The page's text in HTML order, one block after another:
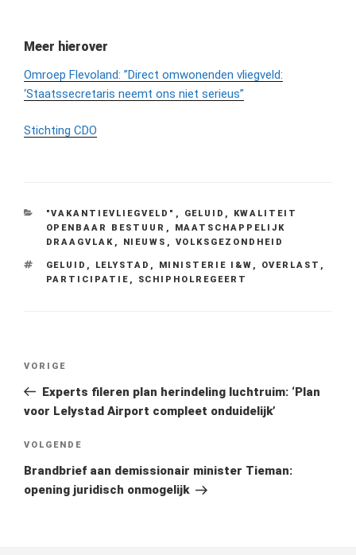
Meer hierover
Omroep Flevoland: ”Direct omwonenden vliegveld:
‘Staatssecretaris neemt ons niet serieus”
Stichting CDO
CATEGORIEËN
"VAKANTIEVLIEGVELD" , GELUID ,
KWALITEIT
OPENBAAR BESTUUR ,
MAATSCHAPPELIJK
DRAAGVLAK , NIEUWS , VOLKSGEZONDHEID
TAGS
GELUID , LELYSTAD , MINISTERIE I&W , OVERLAST ,
PARTICIPATIE , SCHIPHOLREGEERT
Vorig
bericht
VORIGE
Experts fileren plan herindeling luchtruim: ‘Plan
voor Lelystad Airport compleet onduidelijk’
Volgend
bericht
VOLGENDE
Brandbrief aan demissionair minister Tieman:
opening juridisch onmogelijk